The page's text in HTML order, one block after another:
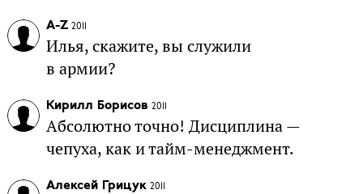
A-Z 2011
Илья, скажите, вы служили
в армии?
Кирилл Борисов 2011
Абсолютно точно! Дисциплина —
чепуха, как и тайм-менеджмент.
Алексей Грицук 2011